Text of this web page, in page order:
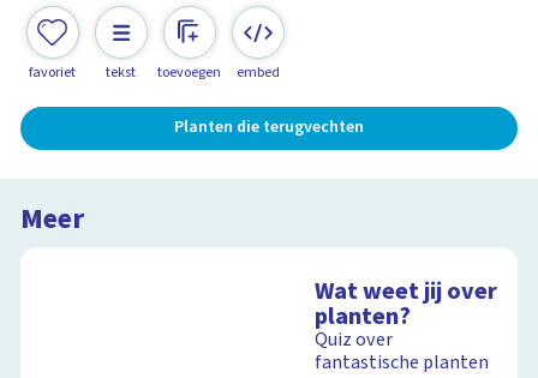
favoriet tekst toevoegen embed
Planten die terugvechten
Meer
Wat weet jij over
planten?
Quiz over
fantastische planten